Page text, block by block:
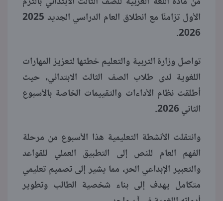
بوابة الطلبة
منوعات
الأول تزامنًا مع انطلاق العام الدراسي الجديد 2025
2026.
تواصل وزارة التربية والتعليم خطتها لتعزيز المهارات
اللغوية لدى طلاب الصف الثالث الابتدائي، حيث
أطلقت نظام الأداءات والتقييمات الخاصة بالأسبوع
الثاني 2026.
وانتقلت الأنشطة التعليمية هذا الأسبوع من مرحلة
الفهم العام للنص إلى التطبيق العملي للقواعد
والتعبير الإبداعي الحر، مما يشير إلى تصميم تعليمي
متكامل يهدف إلى بناء شخصية الطالب وتطوير